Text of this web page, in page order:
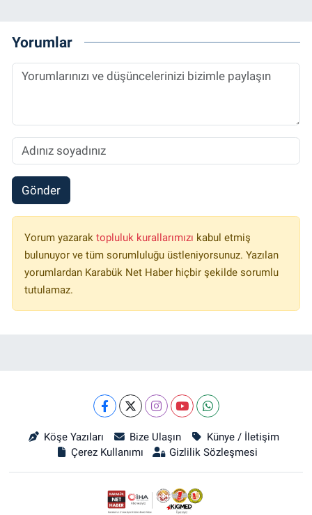
Yorumlar
Gönder
Yorum yazarak topluluk kurallarımızı kabul etmiş
bulunuyor ve tüm sorumluluğu üstleniyorsunuz. Yazılan
yorumlardan Karabük Net Haber hiçbir şekilde sorumlu
tutulamaz.
Köşe Yazıları Bize Ulaşın
Künye / İletişim
Çerez Kullanımı
Gizlilik Sözleşmesi